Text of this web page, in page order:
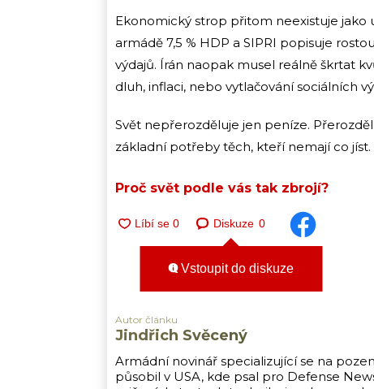
Ekonomický strop přitom neexistuje jako
armádě 7,5 % HDP a SIPRI popisuje
výdajů. Írán naopak musel reálně škrtat
dluh, inflaci, nebo vytlačování sociálních
Svět nepřerozděluje jen peníze.
základní potřeby těch, kteří nemají co
Proč svět podle vás tak zbrojí?
Diskuze 0
Vstoupit do diskuze
Autor článku
Jindřich Svěcený
Armádní novinář specializující se na
působil v USA, kde psal pro Defense